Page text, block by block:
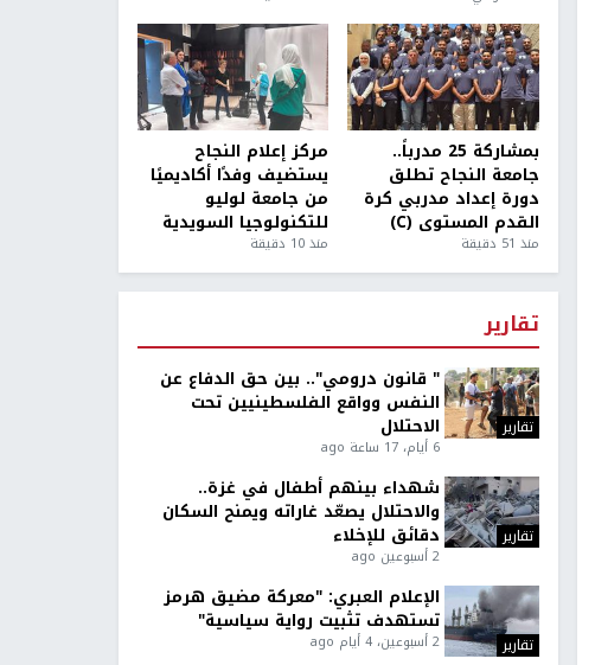
بمشاركة 25 مدرباً..
جامعة النجاح تطلق
دورة إعداد مدربي كرة
القدم المستوى (C)
منذ 51 دقيقة
مركز إعلام النجاح
يستضيف وفدًا أكاديميًا
من جامعة لوليو
للتكنولوجيا السويدية
منذ 10 دقيقة
تقارير
تقارير
" قانون درومي".. بين حق الدفاع عن
النفس وواقع الفلسطينيين تحت
الاحتلال
6 أيام، 17 ساعة ago
تقارير
شهداء بينهم أطفال في غزة..
والاحتلال يصعّد غاراته ويمنح السكان
دقائق للإخلاء
2 أسبوعين ago
تقارير
الإعلام العبري: "معركة مضيق هرمز
تستهدف تثبيت رواية سياسية"
2 أسبوعين، 4 أيام ago